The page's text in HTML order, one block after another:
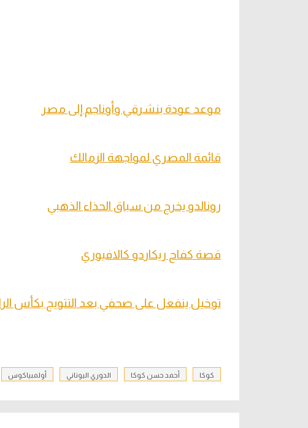
موعد عودة بنشرقي وأوناجم إلى مصر
قائمة المصري لمواجهة الزمالك
رونالدو يخرج من سباق الحذاء الذهبي
قصة كفاح ريكاردو كالافيوري
توخيل ينفعل على صحفي بعد التتويج بكأس
كوكا أحمد حسن كوكا الدوري اليوناني أولمبياكوس